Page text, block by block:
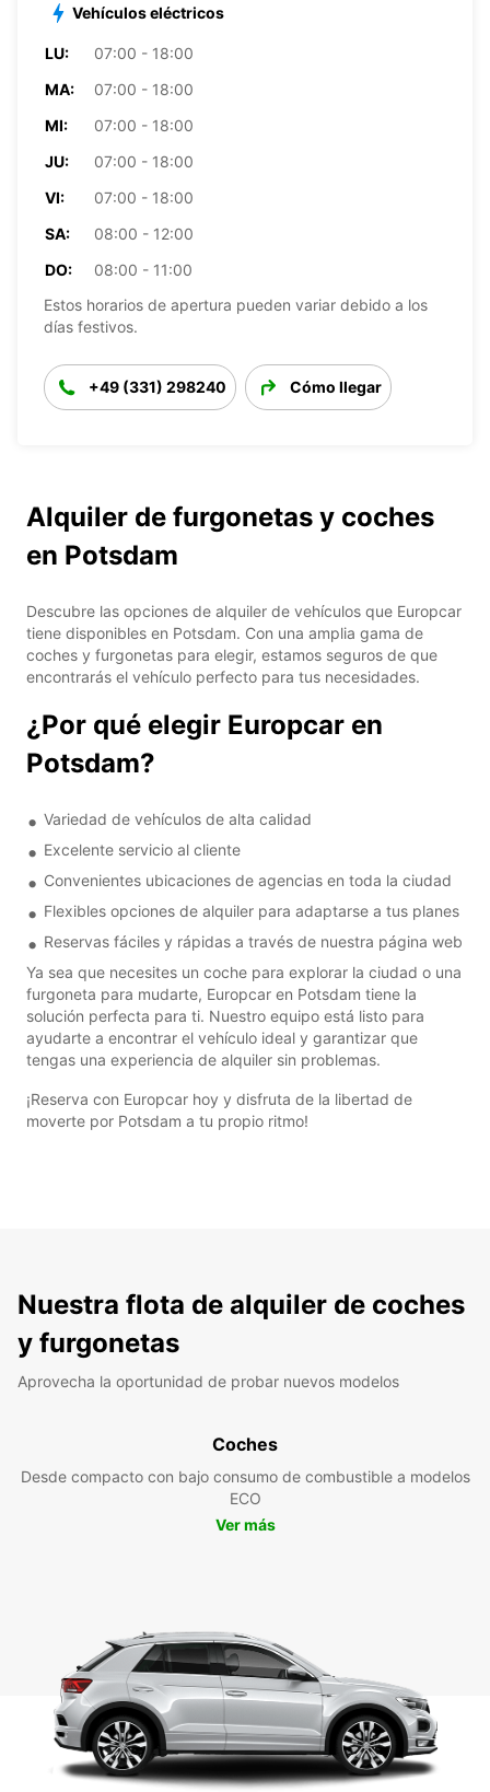
Vehículos eléctricos
LU:
07:00 - 18:00
MA:
07:00 - 18:00
MI:
07:00 - 18:00
JU:
07:00 - 18:00
VI:
07:00 - 18:00
SA:
08:00 - 12:00
DO:
08:00 - 11:00
Estos horarios de apertura pueden variar debido a los
días festivos.
+49 (331) 298240 Cómo llegar
Alquiler de furgonetas y coches
en Potsdam
Descubre las opciones de alquiler de vehículos que Europcar
tiene disponibles en Potsdam. Con una amplia gama de
coches y furgonetas para elegir, estamos seguros de que
encontrarás el vehículo perfecto para tus necesidades.
¿Por qué elegir Europcar en
Potsdam?
Variedad de vehículos de alta calidad
Excelente servicio al cliente
Convenientes ubicaciones de agencias en toda la ciudad
Flexibles opciones de alquiler para adaptarse a tus planes
Reservas fáciles y rápidas a través de nuestra página web
Ya sea que necesites un coche para explorar la ciudad o una
furgoneta para mudarte, Europcar en Potsdam tiene la
solución perfecta para ti. Nuestro equipo está listo para
ayudarte a encontrar el vehículo ideal y garantizar que
tengas una experiencia de alquiler sin problemas.
¡Reserva con Europcar hoy y disfruta de la libertad de
moverte por Potsdam a tu propio ritmo!
Nuestra flota de alquiler de coches
y furgonetas
Aprovecha la oportunidad de probar nuevos modelos
Coches
Desde compacto con bajo consumo de combustible a modelos
ECO
Ver más